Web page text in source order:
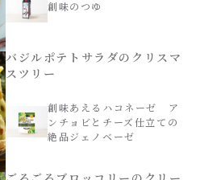
ペペロンチーノ
たらこクリーム
ズ
創味のつゆ
バジルポテトサラダのクリスマ
スツリー
創味あえるハコネーゼ ア
ンチョビとチーズ仕立ての
絶品ジェノベーゼ